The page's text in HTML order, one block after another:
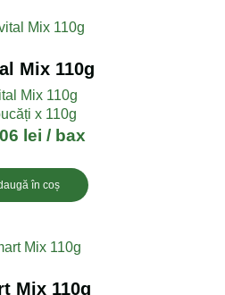
Mix 110g
Mix 110g
x 110g
lei / bax
în coș
Mix 110g